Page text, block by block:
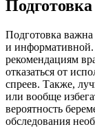
Подготовка
Подготовка
и
рекомендациям
отказаться от
спреев. Также,
или вообще
вероятность
обследования